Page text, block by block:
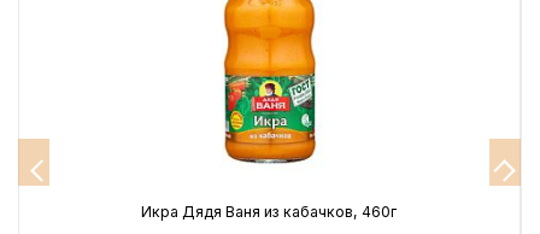
Икра Дядя Ваня из кабачков, 460г